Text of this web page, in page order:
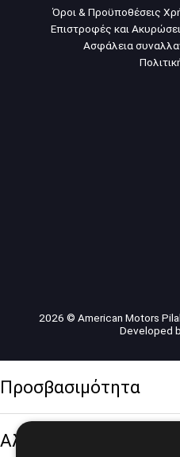
Όροι & Προϋποθέσεις
Επιστροφές και
Ασφάλεια
2026 © American Motors
Developed
Προσβασιμότητα
Αλλαγή Μεγέθους